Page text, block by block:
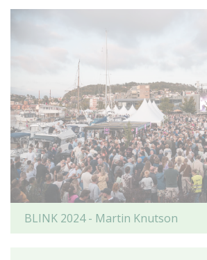
BLINK 2024 - Martin Knutson